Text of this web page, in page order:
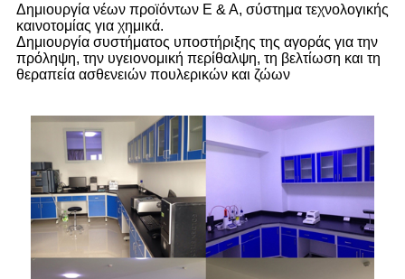
Δημιουργία νέων προϊόντων Ε & Α, σύστημα τεχνολογικής
καινοτομίας για χημικά.
Δημιουργία συστήματος υποστήριξης της αγοράς για την
πρόληψη, την υγειονομική περίθαλψη, τη βελτίωση και τη
θεραπεία ασθενειών πουλερικών και ζώων